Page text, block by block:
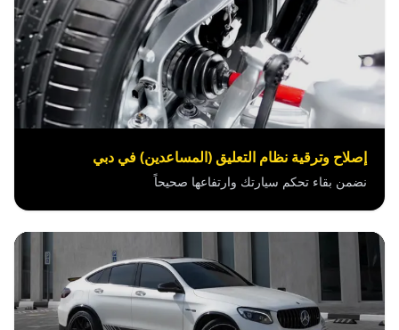
إصلاح وترقية نظام التعليق (المساعدين) في دبي
نضمن بقاء تحكم سيارتك وارتفاعها صحيحاً